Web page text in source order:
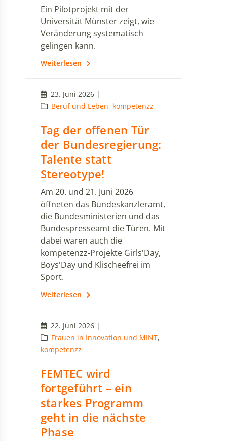
Ein Pilotprojekt mit der
Universität Münster zeigt, wie
Veränderung systematisch
gelingen kann.
Weiterlesen
23. Juni 2026 |
Beruf und Leben, kompetenzz
Tag der offenen Tür
der Bundesregierung:
Talente statt
Stereotype!
Am 20. und 21. Juni 2026
öffneten das Bundeskanzleramt,
die Bundesministerien und das
Bundespresseamt die Türen. Mit
dabei waren auch die
kompetenzz-Projekte Girls'Day,
Boys'Day und Klischeefrei im
Sport.
Weiterlesen
22. Juni 2026 |
Frauen in Innovation und MINT,
kompetenzz
FEMTEC wird
fortgeführt – ein
starkes Programm
geht in die nächste
Phase